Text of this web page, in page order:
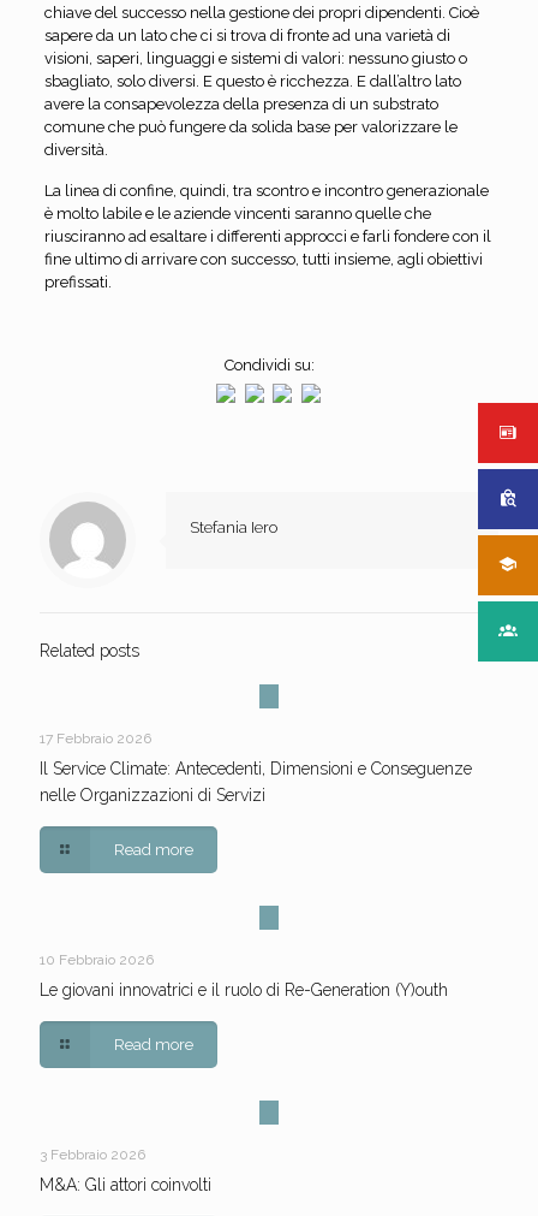
chiave del successo nella gestione dei propri dipendenti. Cioè
sapere da un lato che ci si trova di fronte ad una varietà di
visioni, saperi, linguaggi e sistemi di valori: nessuno giusto o
sbagliato, solo diversi. E questo è ricchezza. E dall’altro lato
avere la consapevolezza della presenza di un substrato
comune che può fungere da solida base per valorizzare le
diversità.
La linea di confine, quindi, tra scontro e incontro generazionale
è molto labile e le aziende vincenti saranno quelle che
riusciranno ad esaltare i differenti approcci e farli fondere con il
fine ultimo di arrivare con successo, tutti insieme, agli obiettivi
prefissati.
Condividi su:
Stefania Iero
Related posts
17 Febbraio 2026
Il Service Climate: Antecedenti, Dimensioni e Conseguenze
nelle Organizzazioni di Servizi
Read more
10 Febbraio 2026
Le giovani innovatrici e il ruolo di Re-Generation (Y)outh
Read more
3 Febbraio 2026
M&A: Gli attori coinvolti